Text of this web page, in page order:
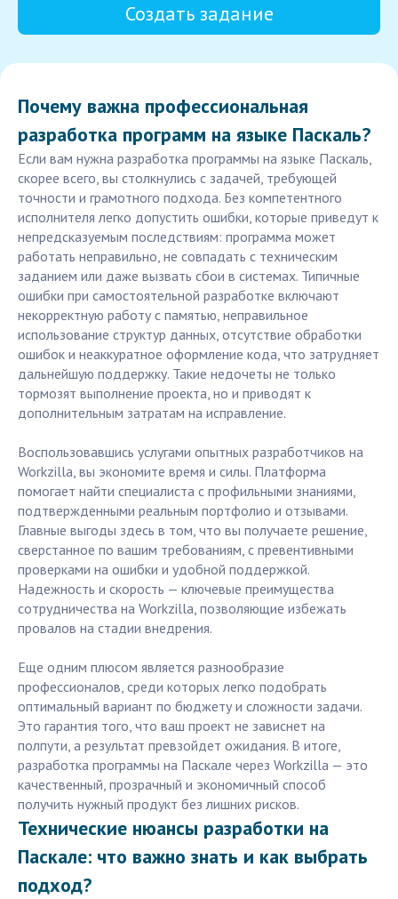
Создать задание
Почему важна профессиональная
разработка программ на языке Паскаль?
Если вам нужна разработка программы на языке Паскаль,
скорее всего, вы столкнулись с задачей, требующей
точности и грамотного подхода. Без компетентного
исполнителя легко допустить ошибки, которые приведут к
непредсказуемым последствиям: программа может
работать неправильно, не совпадать с техническим
заданием или даже вызвать сбои в системах. Типичные
ошибки при самостоятельной разработке включают
некорректную работу с памятью, неправильное
использование структур данных, отсутствие обработки
ошибок и неаккуратное оформление кода, что затрудняет
дальнейшую поддержку. Такие недочеты не только
тормозят выполнение проекта, но и приводят к
дополнительным затратам на исправление.
Воспользовавшись услугами опытных разработчиков на
Workzilla, вы экономите время и силы. Платформа
помогает найти специалиста с профильными знаниями,
подтвержденными реальным портфолио и отзывами.
Главные выгоды здесь в том, что вы получаете решение,
сверстанное по вашим требованиям, с превентивными
проверками на ошибки и удобной поддержкой.
Надежность и скорость — ключевые преимущества
сотрудничества на Workzilla, позволяющие избежать
провалов на стадии внедрения.
Еще одним плюсом является разнообразие
профессионалов, среди которых легко подобрать
оптимальный вариант по бюджету и сложности задачи.
Это гарантия того, что ваш проект не зависнет на
полпути, а результат превзойдет ожидания. В итоге,
разработка программы на Паскале через Workzilla — это
качественный, прозрачный и экономичный способ
получить нужный продукт без лишних рисков.
Технические нюансы разработки на
Паскале: что важно знать и как выбрать
подход?